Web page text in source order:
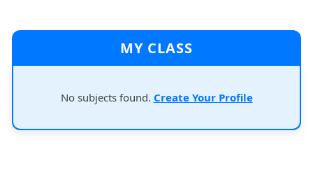
MY CLASS
No subjects found. Create Your Profile